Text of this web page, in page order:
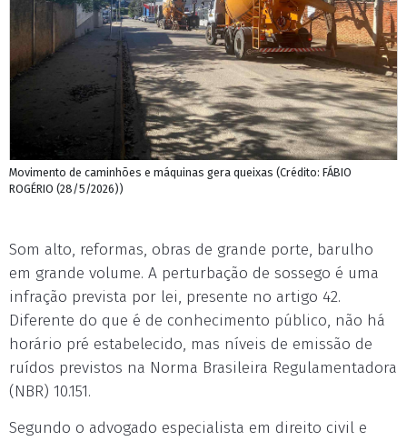
Movimento de caminhões e máquinas gera queixas (Crédito: FÁBIO
ROGÉRIO (28/5/2026))
Som alto, reformas, obras de grande porte, barulho
em grande volume. A perturbação de sossego é uma
infração prevista por lei, presente no artigo 42.
Diferente do que é de conhecimento público, não há
horário pré estabelecido, mas níveis de emissão de
ruídos previstos na Norma Brasileira Regulamentadora
(NBR) 10.151.
Segundo o advogado especialista em direito civil e